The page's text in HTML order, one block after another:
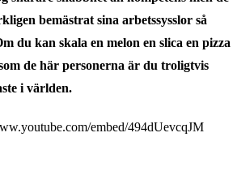
bemästrat sina arbetssysslor så
du kan skala en melon en slica en pizza
de här personerna är du troligtvis
i världen.
embed/494dUevcqJM